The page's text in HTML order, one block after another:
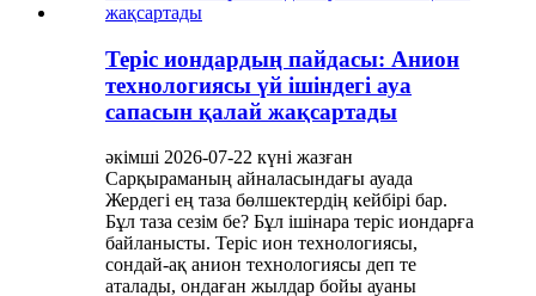
Теріс иондардың пайдасы: Анион
технологиясы үй ішіндегі ауа
сапасын қалай жақсартады
әкімші 2026-07-22 күні жазған
Сарқыраманың айналасындағы ауада
Жердегі ең таза бөлшектердің кейбірі бар.
Бұл таза сезім бе? Бұл ішінара теріс иондарға
байланысты. Теріс ион технологиясы,
сондай-ақ анион технологиясы деп те
аталады, ондаған жылдар бойы ауаны